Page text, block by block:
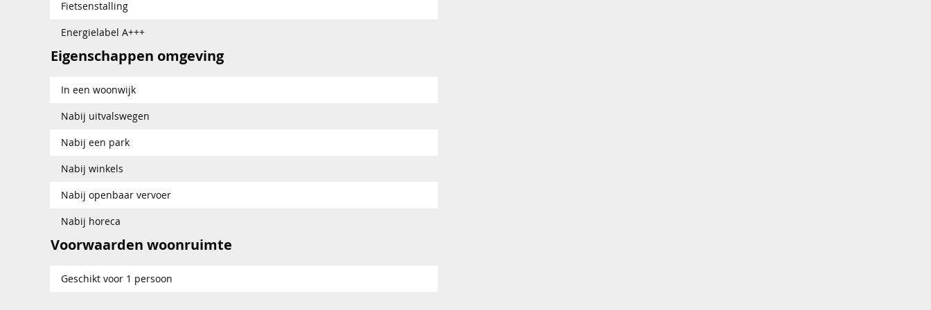
Fietsenstalling
Energielabel A+++
Eigenschappen omgeving
In een woonwijk
Nabij uitvalswegen
Nabij een park
Nabij winkels
Nabij openbaar vervoer
Nabij horeca
Voorwaarden woonruimte
Geschikt voor 1 persoon